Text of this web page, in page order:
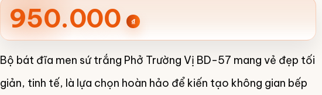
950.000 ₫
Bộ bát đĩa men sứ trắng Phở Trường Vị BD-57 mang vẻ đẹp tối
giản, tinh tế, là lựa chọn hoàn hảo để kiến tạo không gian bếp